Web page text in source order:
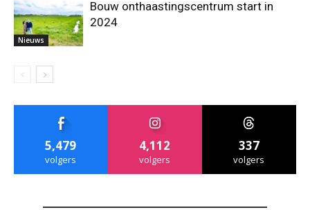
Nieuws
Bouw onthaastingscentrum start in
2024
5,479
volgers
4,112
volgers
337
volgers